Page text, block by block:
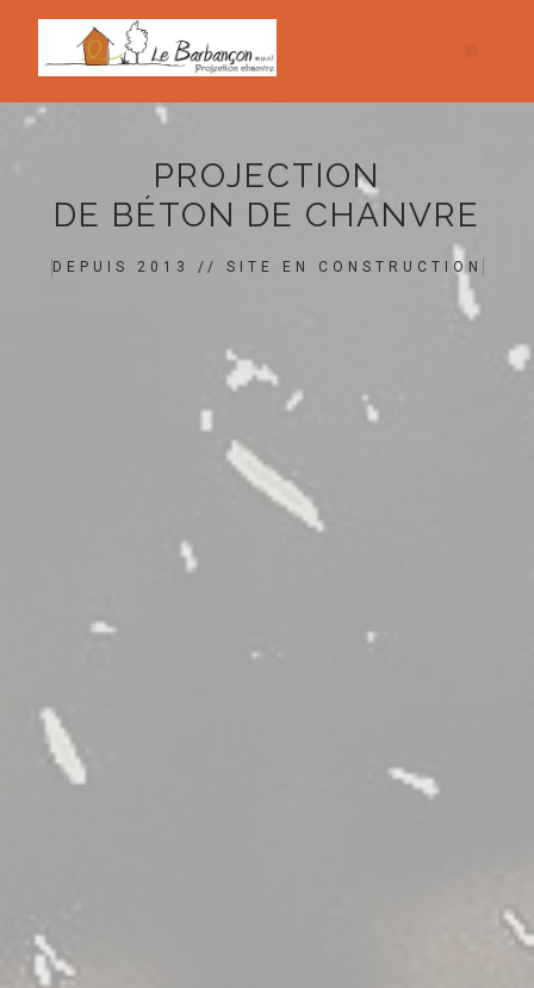
PROJECTION
DE BÉTON DE CHANVRE
DEPUIS 2013 // SITE EN CONSTRUCTION